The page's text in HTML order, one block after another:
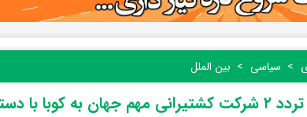
سیاسی بین الملل
کوبا با دستور آمریکا